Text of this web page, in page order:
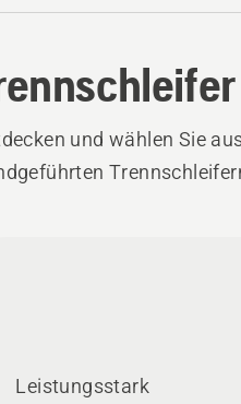
und wählen Sie
Leistungsstark